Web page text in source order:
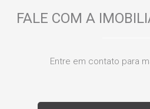
FALE COM A
Entre em contato para